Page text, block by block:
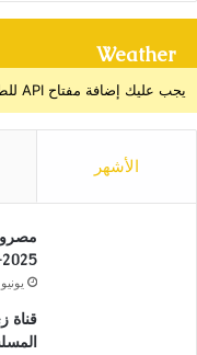
Weather
يجب عليك إضافة مفتاح API للطقس من خلال صفحة إعدادات القالب > الدمج
الأشهر
2025-2026.. الأسعار وطرق السداد
يونيو 25, 2025
قناة